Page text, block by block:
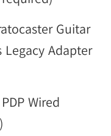
Guitar
Legacy Adapter
Wired